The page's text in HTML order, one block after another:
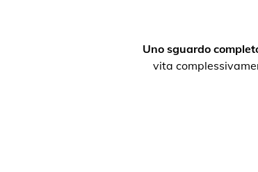
Uno sguardo
vita